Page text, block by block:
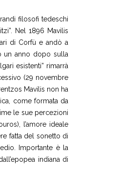
filosofi tedeschi
Nel 1896 Mavilis
di Corfù e andò a
un anno dopo sulla
esistenti” rimarrà
(29 novembre
Mavilis non ha
come formata da
le sue percezioni
l’amore ideale
fatta del sonetto di
Importante è la
indiana di